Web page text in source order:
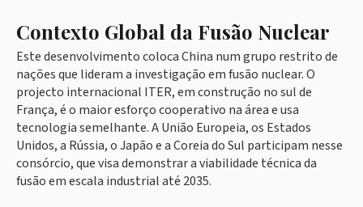
Contexto Global da Fusão Nuclear
Este desenvolvimento coloca China num grupo restrito de
nações que lideram a investigação em fusão nuclear. O
projecto internacional ITER, em construção no sul de
França, é o maior esforço cooperativo na área e usa
tecnologia semelhante. A União Europeia, os Estados
Unidos, a Rússia, o Japão e a Coreia do Sul participam nesse
consórcio, que visa demonstrar a viabilidade técnica da
fusão em escala industrial até 2035.